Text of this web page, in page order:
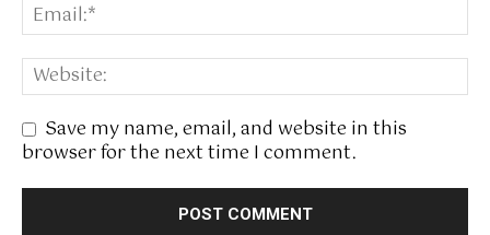
Save my name, email, and website in this
browser for the next time I comment.